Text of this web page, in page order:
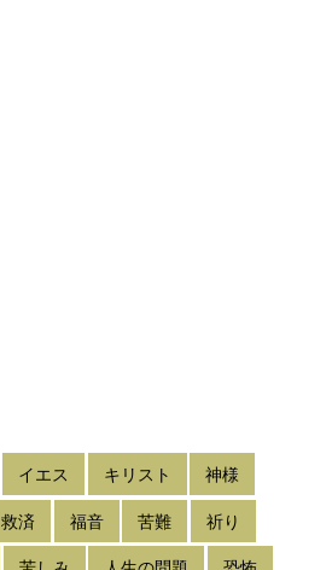
イエス キリスト 神様
救済 福音 苦難 祈り